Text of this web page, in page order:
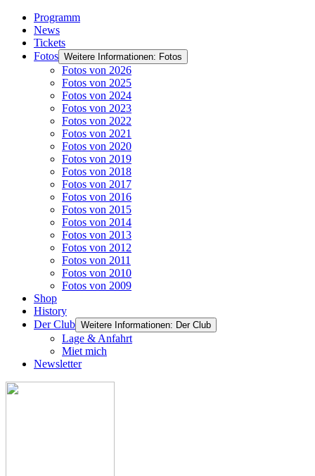
Programm
News
Tickets
Fotos Weitere Informationen: Fotos
Fotos von 2026
Fotos von 2025
Fotos von 2024
Fotos von 2023
Fotos von 2022
Fotos von 2021
Fotos von 2020
Fotos von 2019
Fotos von 2018
Fotos von 2017
Fotos von 2016
Fotos von 2015
Fotos von 2014
Fotos von 2013
Fotos von 2012
Fotos von 2011
Fotos von 2010
Fotos von 2009
Shop
History
Der Club Weitere Informationen: Der Club
Lage & Anfahrt
Miet mich
Newsletter